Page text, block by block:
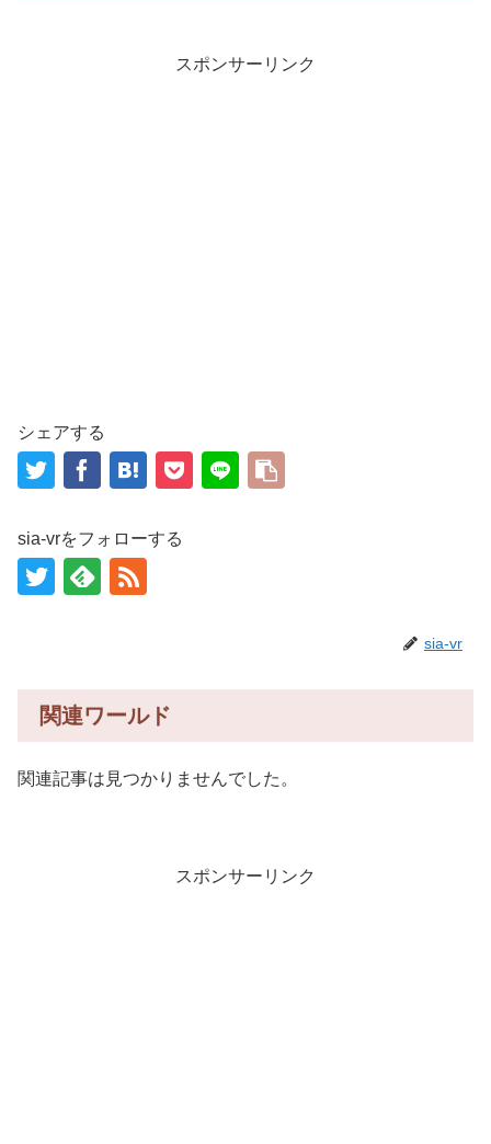
スポンサーリンク
シェアする
sia-vrをフォローする
sia-vr
関連ワールド
関連記事は見つかりませんでした。
スポンサーリンク